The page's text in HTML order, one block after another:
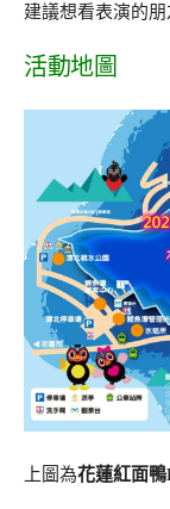
建議想看表演的
活動地圖
上圖為花蓮紅面